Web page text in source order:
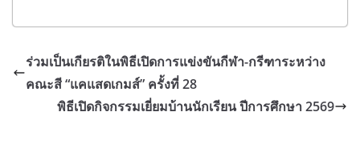
ร่วมเป็นเกียรติในพิธีเปิดการแข่งขันกีฬา-กรีฑาระหว่าง
คณะสี “แคแสดเกมส์” ครั้งที่ 28
พิธีเปิดกิจกรรมเยี่ยมบ้านนักเรียน ปีการศึกษา 2569